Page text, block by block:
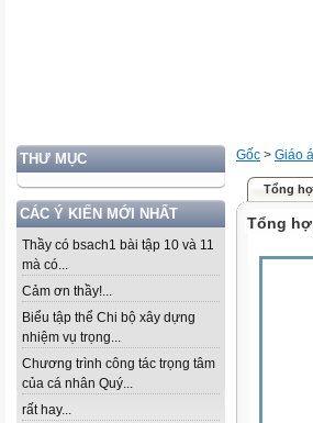
THƯ MỤC
CÁC Ý KIẾN MỚI NHẤT
Thầy có bsach1 bài tập 10 và 11
mà có...
Cảm ơn thầy!...
Biểu tập thể Chi bộ xây dựng
nhiệm vụ trọng...
Chương trình công tác trọng tâm
của cá nhân Quý...
rất hay...
Gốc > Giáo
Tổng
Tổng